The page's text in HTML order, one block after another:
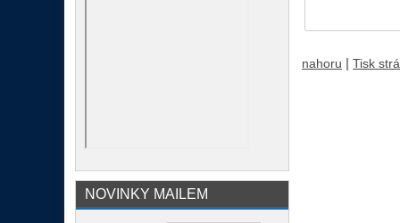
nahoru Tisk
NOVINKY MAILEM